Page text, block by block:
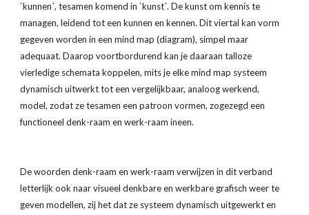
`kunnen´, tesamen komend in `kunst´. De kunst om kennis te
managen, leidend tot een kunnen en kennen. Dit viertal kan vorm
gegeven worden in een mind map (diagram), simpel maar
adequaat. Daarop voortbordurend kan je daaraan talloze
vierledige schemata koppelen, mits je elke mind map systeem
dynamisch uitwerkt tot een vergelijkbaar, analoog werkend,
model, zodat ze tesamen een patroon vormen, zogezegd een
functioneel denk-raam en werk-raam ineen.
De woorden denk-raam en werk-raam verwijzen in dit verband
letterlijk ook naar visueel denkbare en werkbare grafisch weer te
geven modellen, zij het dat ze systeem dynamisch uitgewerkt en